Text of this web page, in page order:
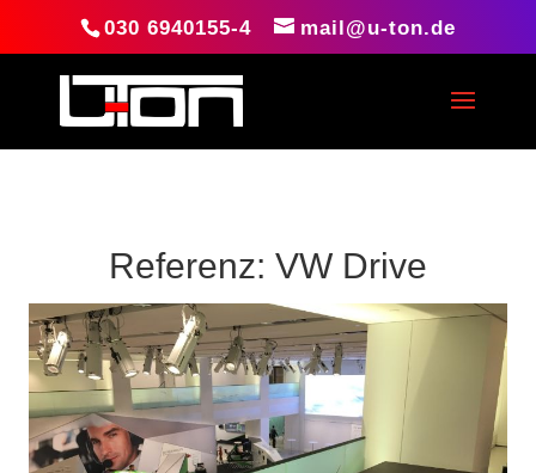
030 6940155-4 mail@u-ton.de
Referenz: VW Drive